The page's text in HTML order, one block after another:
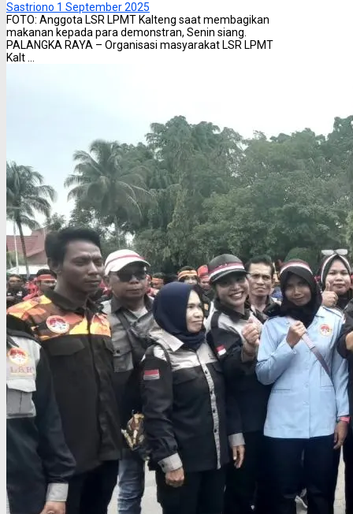
Sastriono 1 September 2025
FOTO: Anggota LSR LPMT Kalteng saat membagikan
makanan kepada para demonstran, Senin siang.
PALANGKA RAYA – Organisasi masyarakat LSR LPMT
Kalt ...